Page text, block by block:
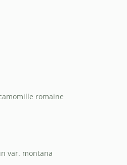
romaine
var. montana